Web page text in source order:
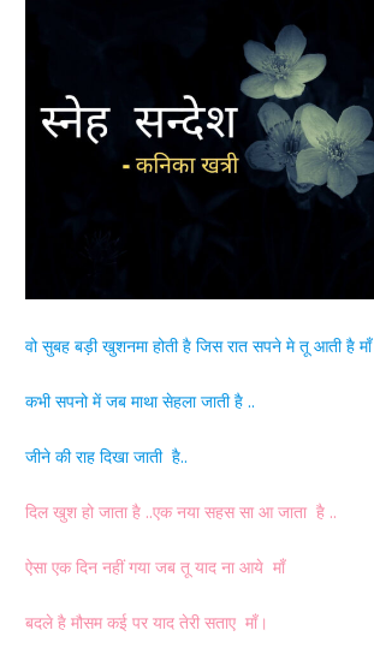
वो सुबह बड़ी खुशनमा होती है जिस रात सपने मे तू आती है माँ
कभी सपनो में जब माथा सेहला जाती है ..
जीने की राह दिखा जाती है..
दिल खुश हो जाता है ..एक नया सहस सा आ जाता है ..
ऐसा एक दिन नहीं गया जब तू याद ना आये माँ
बदले है मौसम कई पर याद तेरी सताए माँ।